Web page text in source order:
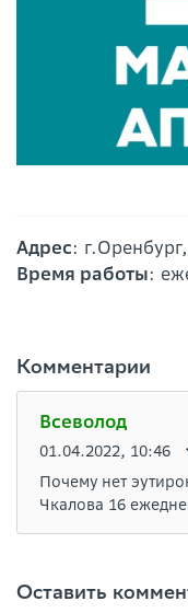
Адрес:
Время работы:
Комментарии
Всеволод
01.04.2022, 10:46
Почему нет
Чкалова 16
Оставить